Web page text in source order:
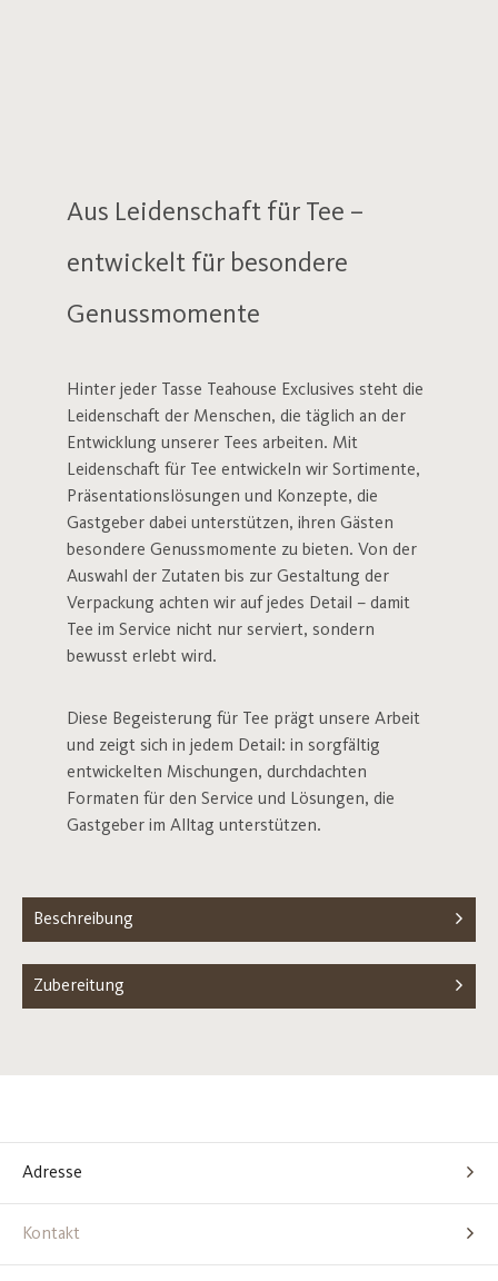
Aus Leidenschaft für Tee –
entwickelt für besondere
Genussmomente
Hinter jeder Tasse Teahouse Exclusives steht die
Leidenschaft der Menschen, die täglich an der
Entwicklung unserer Tees arbeiten. Mit
Leidenschaft für Tee entwickeln wir Sortimente,
Präsentationslösungen und Konzepte, die
Gastgeber dabei unterstützen, ihren Gästen
besondere Genussmomente zu bieten. Von der
Auswahl der Zutaten bis zur Gestaltung der
Verpackung achten wir auf jedes Detail – damit
Tee im Service nicht nur serviert, sondern
bewusst erlebt wird.
Diese Begeisterung für Tee prägt unsere Arbeit
und zeigt sich in jedem Detail: in sorgfältig
entwickelten Mischungen, durchdachten
Formaten für den Service und Lösungen, die
Gastgeber im Alltag unterstützen.
Beschreibung
Zubereitung
Adresse
Kontakt